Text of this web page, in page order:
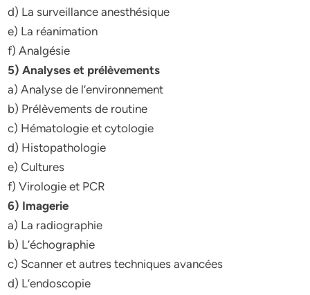
d) La surveillance anesthésique
e) La réanimation
f) Analgésie
5) Analyses et prélèvements
a) Analyse de l’environnement
b) Prélèvements de routine
c) Hématologie et cytologie
d) Histopathologie
e) Cultures
f) Virologie et PCR
6) Imagerie
a) La radiographie
b) L’échographie
c) Scanner et autres techniques avancées
d) L’endoscopie